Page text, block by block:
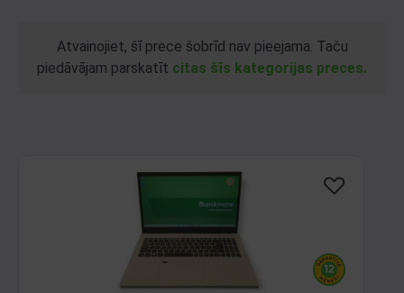
Atvainojiet, šī prece šobrīd nav pieejama. Taču
piedāvājam parskatīt citas šīs kategorijas preces.